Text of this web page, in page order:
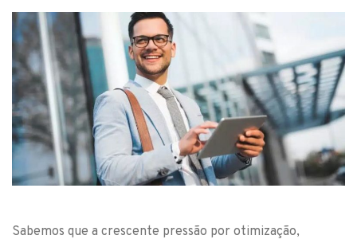
Sabemos que a crescente pressão por otimização,